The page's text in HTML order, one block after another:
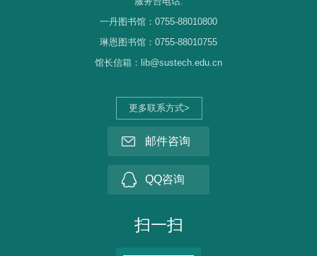
更多联系方式>
一丹图书馆：0755-88010800
琳恩图书馆：0755-88010755
馆长信箱：lib@sustech.edu.cn
邮件咨询
QQ咨询
扫一扫